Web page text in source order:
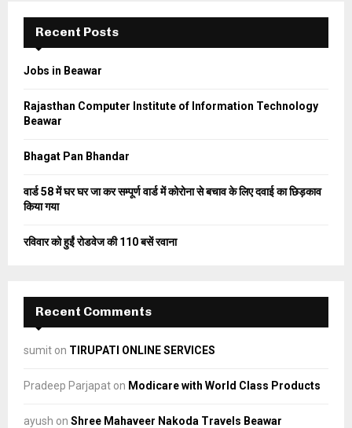
f
r
E
A
C
Recent Posts
Jobs in Beawar
Rajasthan Computer Institute of Information Technology
Beawar
Bhagat Pan Bhandar
वार्ड 58 में घर घर जा कर सम्पूर्ण वार्ड में कोरोना से बचाव के लिए दवाई का छिड़काव
किया गया
रविवार को हुईं रोडवेज की 110 बसें रवाना
Recent Comments
sumit on TIRUPATI ONLINE SERVICES
Pradeep Parjapat on Modicare with World Class Products
ayush on Shree Mahaveer Nakoda Travels Beawar